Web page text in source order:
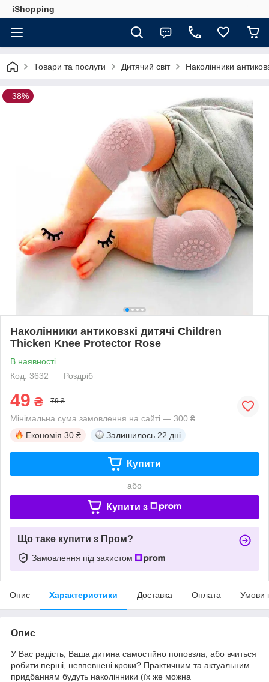
iShopping
Товари та послуги Дитячий світ Наколінники
–38%
Наколінники антиковзкі дитячі Children
Thicken Knee Protector Rose
В наявності
Код: 3632
Роздріб
49 ₴ 79 ₴
Мінімальна сума замовлення на сайті — 300 ₴
Економія 30 ₴ Залишилось 22 дні
Купити
або
Купити з
Що таке купити з Пром?
Замовлення під захистом
Опис Характеристики Доставка Оплата Умови
Опис
У Вас радість, Ваша дитина самостійно поповзла, або вчиться
робити перші, невпевнені кроки? Практичним та актуальним
придбанням будуть наколінники (їх же можна